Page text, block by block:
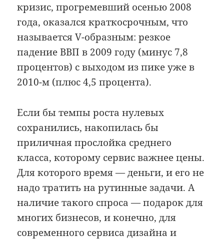
кризис, прогремевший осенью 2008
года, оказался краткосрочным, что
называется V-образным: резкое
падение ВВП в 2009 году (минус 7,8
процентов) с выходом из пике уже в
2010-м (плюс 4,5 процента).
Если бы темпы роста нулевых
сохранились, накопилась бы
приличная прослойка среднего
класса, которому сервис важнее цены.
Для которого время — деньги, и его не
надо тратить на рутинные задачи. А
наличие такого спроса — подарок для
многих бизнесов, и конечно, для
современного сервиса дизайна и